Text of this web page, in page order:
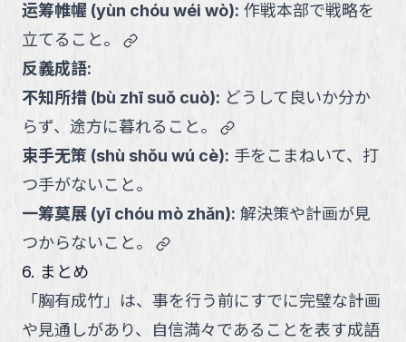
运筹帷幄 (yùn chóu wéi wò): 作戦本部で戦略を
立てること。
link
反義成語:
不知所措 (bù zhī suǒ cuò): どうして良いか分か
らず、途方に暮れること。
link
束手无策 (shù shǒu wú cè): 手をこまねいて、打
つ手がないこと。
一筹莫展 (yī chóu mò zhǎn): 解決策や計画が見
つからないこと。
link
6. まとめ
「胸有成竹」は、事を行う前にすでに完璧な計画
や見通しがあり、自信満々であることを表す成語